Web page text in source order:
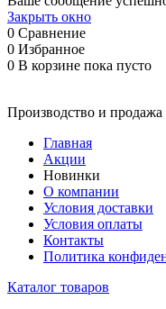
Закрыть окно
0 Сравнение
0 Избранное
0 В корзине пока пусто
Производство и
Главная
Акции
Новинки
О компании
Условия доставки
Условия оплаты
Контакты
Политика
Каталог товаров